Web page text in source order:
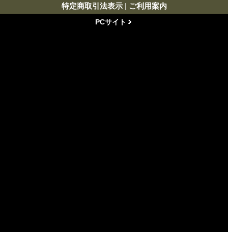
特定商取引法表示 | ご利用案内
PCサイト